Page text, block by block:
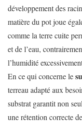
développement des
matière du pot joue
comme la terre cuite
et de l’eau,
l’humidité
En ce qui concerne le
terreau adapté aux
substrat garantit non
une rétention correcte